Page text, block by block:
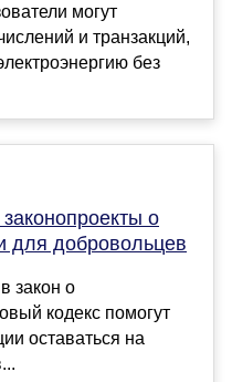
могут
и транзакций,
без
о
для добровольцев
закон о
кодекс помогут
оставаться на